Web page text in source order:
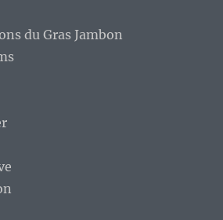
du Gras Jambon